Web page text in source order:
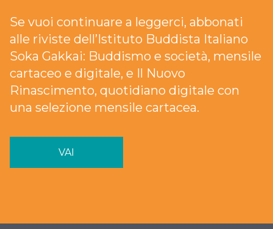
Se vuoi continuare a leggerci, abbonati
alle riviste dell’Istituto Buddista Italiano
Soka Gakkai: Buddismo e società, mensile
cartaceo e digitale, e Il Nuovo
Rinascimento, quotidiano digitale con
una selezione mensile cartacea.
VAI